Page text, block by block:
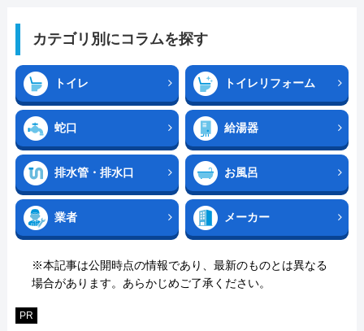
カテゴリ別にコラムを探す
トイレ トイレリフォーム
蛇口 給湯器
排水管・排水口 お風呂
業者 メーカー
※本記事は公開時点の情報であり、最新のものとは異なる
場合があります。あらかじめご了承ください。
PR